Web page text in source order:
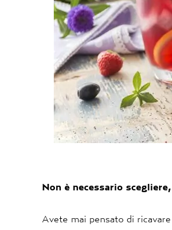
Non è necessario
Avete mai pensato di